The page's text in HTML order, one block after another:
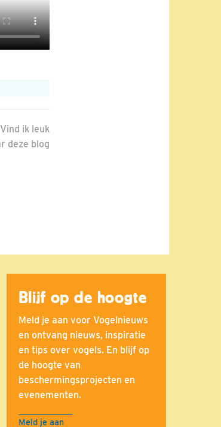
Vind ik leuk
deze blog
Blijf op de hoogte
Meld je aan voor Vogelnieuws
en ontvang nieuws, inspiratie
en tips over vogels. En blijf op
de hoogte van
beschermingsprojecten en
evenementen.
Meld je aan